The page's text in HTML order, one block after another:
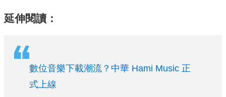
延伸閱讀：
數位音樂下載潮流？中華 Hami Music 正
式上線